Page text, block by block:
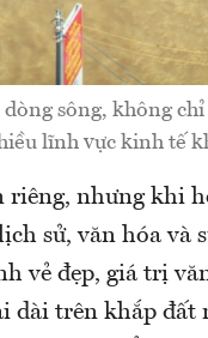
sông, không
lĩnh vực kinh tế
nhưng khi
sử, văn hóa và
vẻ đẹp, giá trị
dài trên khắp đất